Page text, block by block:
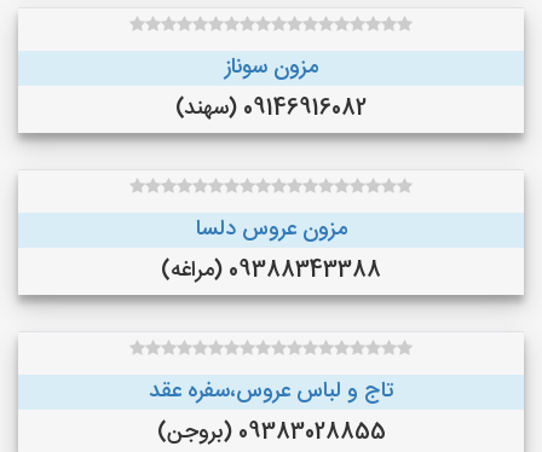
مزون سوناز
09146916082 (سهند)
مزون عروس دلسا
09388343388 (مراغه)
تاج و لباس عروس،سفره عقد
09383028855 (بروجن)